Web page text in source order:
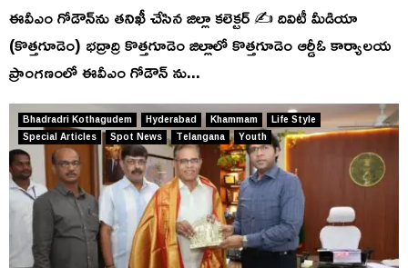
ఈవీఎం గోడౌన్‌ను తనిఖీ చేసిన జిల్లా కలెక్టర్ ✍️ దివిటీ మీడియా
(కొత్తగూడెం) భద్రాద్రి కొత్తగూడెం జిల్లాలో కొత్తగూడెం ఆర్డీఓ కార్యాలయ
ప్రాంగణంలో ఈవీఎం గోడౌన్‌ ను...
Bhadradri Kothagudem Hyderabad Khammam
Life Style
Special Articles
Spot News Telangana Youth